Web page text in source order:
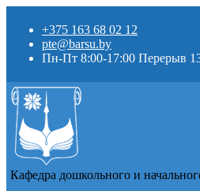
+375 163 68 02 12
pte@barsu.by
Пн-Пт 8:00-17:00 Перерыв
Кафедра дошкольного и